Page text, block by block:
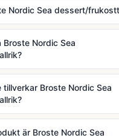
Nordic Sea dessert/
Nordic Sea
Broste Nordic Sea
är Broste Nordic Sea